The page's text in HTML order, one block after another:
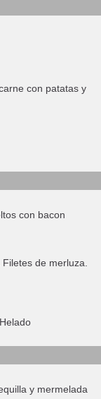
con patatas y
con bacon
de merluza.
y mermelada